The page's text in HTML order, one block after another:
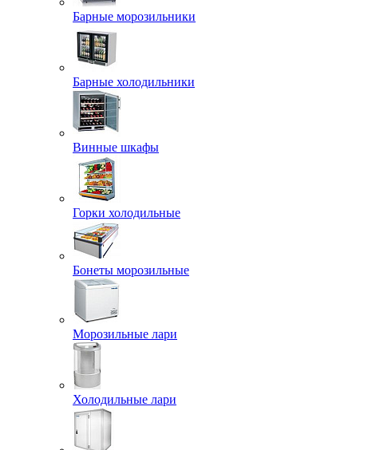
Барные морозильники
Барные холодильники
Винные шкафы
Горки холодильные
Бонеты морозильные
Морозильные лари
Холодильные лари